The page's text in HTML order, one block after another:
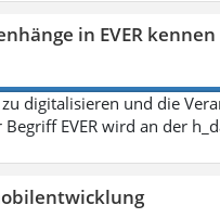
in EVER
digitalisieren und die
EVER wird an der